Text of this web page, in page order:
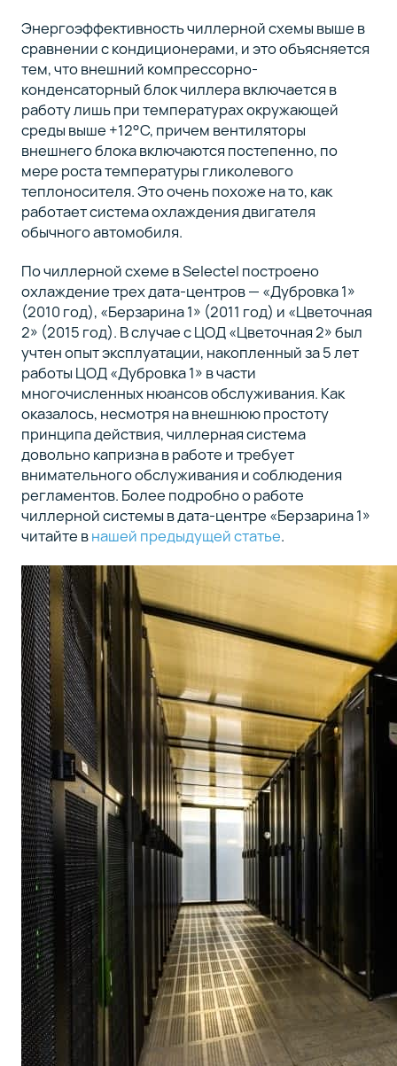
Энергоэффективность чиллерной схемы выше в
сравнении с кондиционерами, и это объясняется
тем, что внешний компрессорно-
конденсаторный блок чиллера включается в
работу лишь при температурах окружающей
среды выше +12°C, причем вентиляторы
внешнего блока включаются постепенно, по
мере роста температуры гликолевого
теплоносителя. Это очень похоже на то, как
работает система охлаждения двигателя
обычного автомобиля.
По чиллерной схеме в Selectel построено
охлаждение трех дата-центров — «Дубровка 1»
(2010 год), «Берзарина 1» (2011 год) и «Цветочная
2» (2015 год). В случае с ЦОД «Цветочная 2» был
учтен опыт эксплуатации, накопленный за 5 лет
работы ЦОД «Дубровка 1» в части
многочисленных нюансов обслуживания. Как
оказалось, несмотря на внешнюю простоту
принципа действия, чиллерная система
довольно капризна в работе и требует
внимательного обслуживания и соблюдения
регламентов. Более подробно о работе
чиллерной системы в дата-центре «Берзарина 1»
читайте внашей предыдущей статье.